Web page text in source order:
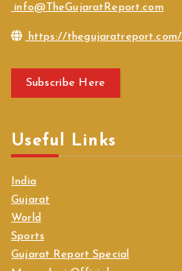
info@TheGujaratReport.com
https://thegujaratreport.com/
Subscribe Here
Useful Links
India
Gujarat
World
Sports
Gujarat Report Special